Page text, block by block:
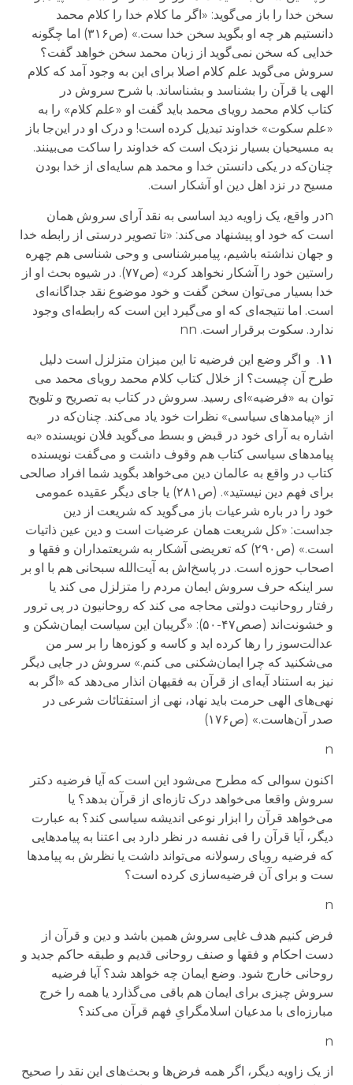
سخن خدا را باز می‌گوید: «اگر ما کلام خدا را کلام محمد
دانستیم هر چه او بگوید سخن خدا ست.» (ص۳۱۶) اما چگونه
خدایی که سخن نمی‌گوید از زبان محمد سخن خواهد گفت؟
سروش می‌گوید علم کلام اصلا برای این به وجود آمد که کلام
الهی یا قرآن را بشناسد و بشناساند. با شرح سروش در
کتاب کلام محمد رویای محمد باید گفت او «علم کلام» را به
«علم سکوت» خداوند تبدیل کرده است! و درک او در این‌جا باز
به مسیحیان بسیار نزدیک است که خداوند را ساکت می‌بینند.
چنان‌که در یکی دانستن خدا و محمد هم سایه‌ای از خدا بودن
مسیح در نزد اهل دین او آشکار است.
nدر واقع، یک زاویه دید اساسی به نقد آرای سروش همان
است که خود او پیشنهاد می‌کند: «تا تصویر درستی از رابطه خدا
و جهان نداشته باشیم، پیامبرشناسی و وحی شناسی هم چهره
راستین خود را آشکار نخواهد کرد» (ص۷۷). در شیوه بحث او از
خدا بسیار می‌توان سخن گفت و خود موضوع نقد جداگانه‌ای
است. اما نتیجه‌ای که او می‌گیرد این است که رابطه‌ای وجود
ندارد. سکوت برقرار است.
nn
۱۱. و اگر وضع این فرضیه تا این میزان متزلزل است دلیل
طرح آن چیست؟ از خلال کتاب کلام محمد رویای محمد می
توان به «فرضیه»ای رسید. سروش در کتاب به تصریح و تلویح
از «پیامدهای سیاسی» نظرات خود یاد می‌کند. چنان‌که در
اشاره به آرای خود در قبض و بسط می‌گوید فلان نویسنده «به
پیامدهای سیاسی کتاب هم وقوف داشت و می‌گفت نویسنده
کتاب در واقع به عالمان دین می‌خواهد بگوید شما افراد صالحی
برای فهم دین نیستید». (ص۲۸۱) یا جای دیگر عقیده عمومی
خود را در باره شرعیات باز می‌گوید که شریعت از دین
جداست: «کل شریعت همان عرضیات است و دین عین ذاتیات
است.» (ص۲۹۰) که تعریضی آشکار به شریعتمداران و فقها و
اصحاب حوزه است. در پاسخ‌اش به آیت‌الله سبحانی هم با او بر
سر اینکه حرف سروش ایمان مردم را متزلزل می کند یا
رفتار روحانیت دولتی محاجه می کند که روحانیون در پی ترور
و خشونت‌اند (صص۴۷-۵۰): «گریبان این سیاست ایمان‌شکن و
عدالت‌سوز را رها کرده اید و کاسه و کوزه‌ها را بر سر من
می‌شکنید که چرا ایمان‌شکنی می کنم.» سروش در جایی دیگر
نیز به استناد آیه‌ای از قرآن به فقیهان انذار می‌دهد که «اگر به
نهی‌های الهی حرمت باید نهاد، نهی از استفتائات شرعی در
صدر آن‌هاست.» (ص۱۷۶)
n
اکنون سوالی که مطرح می‌شود این است که آیا فرضیه دکتر
سروش واقعا می‌خواهد درک تازه‌ای از قرآن بدهد؟ یا
می‌خواهد قرآن را ابزار نوعی اندیشه سیاسی کند؟ به عبارت
دیگر، آیا قرآن را فی‌ نفسه در نظر دارد بی اعتنا به پیامدهایی
که فرضیه رویای رسولانه می‌تواند داشت یا نظرش به پیامدها
ست و برای آن فرضیه‌سازی کرده است؟
n
فرض کنیم هدف غایی سروش همین باشد و دین و قرآن از
دست احکام و فقها و صنف روحانی قدیم و طبقه حاکم جدید و
روحانی خارج شود. وضع ایمان چه خواهد شد؟ آیا فرضیه
سروش چیزی برای ایمان هم باقی می‌گذارد یا همه را خرج
مبارزه‌ای با مدعیان اسلامگرایِ فهم قرآن می‌کند؟
n
از یک زاویه دیگر، اگر همه فرض‌ها و بحث‌های این نقد را صحیح